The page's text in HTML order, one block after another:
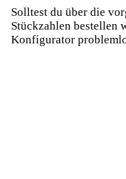
Solltest du über die
Stückzahlen bestellen
Konfigurator